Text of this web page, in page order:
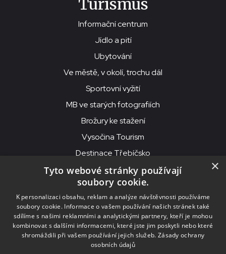
Turismus
Informační centrum
Jídlo a pití
Ubytování
Ve městě, v okolí, trochu dál
Sportovní vyžití
MB ve starých fotografiích
Brožury ke stažení
Vysočina Tourism
Destinace Třebíčsko
© 2026MKS Beseda Mor. Budějovice
MKS Beseda, příspěvková organizace, Purcnerova 62, 676 02
Moravské Budějovice
IČO: 00091758, DIČ: CZ00091758, ID datové schránky: chjn2kd
×
Tyto webové stránky používají
soubory cookie.
K personalizaci obsahu, reklam a analýze návštěvnosti používáme
soubory cookie. Informace o vašem používání našich stránek také
sdílíme s našimi reklamními a analytickými partnery, kteří je mohou
kombinovat s dalšími informacemi, které jste jim poskytli nebo které
shromáždili při vašem používání jejich služeb. Zásady ochrany
osobních údajů